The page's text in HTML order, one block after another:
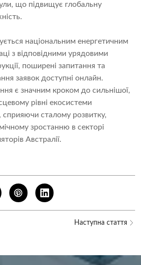
що підвищує глобальну
національним енергетичним
з відповідними урядовими
поширені запитання та
заявок доступні онлайн.
є значним кроком до сильнішої,
рівні екосистеми
сприяючи сталому розвитку,
зростанню в секторі
Австралії.
Наступна стаття